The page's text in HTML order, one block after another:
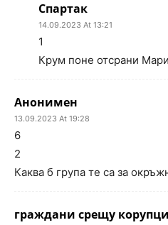
Спартак
14.09.2023 At 13:21
1
Крум поне отсрани
Анонимен
13.09.2023 At 19:28
6
2
Каква б група те са за
граждани срещу